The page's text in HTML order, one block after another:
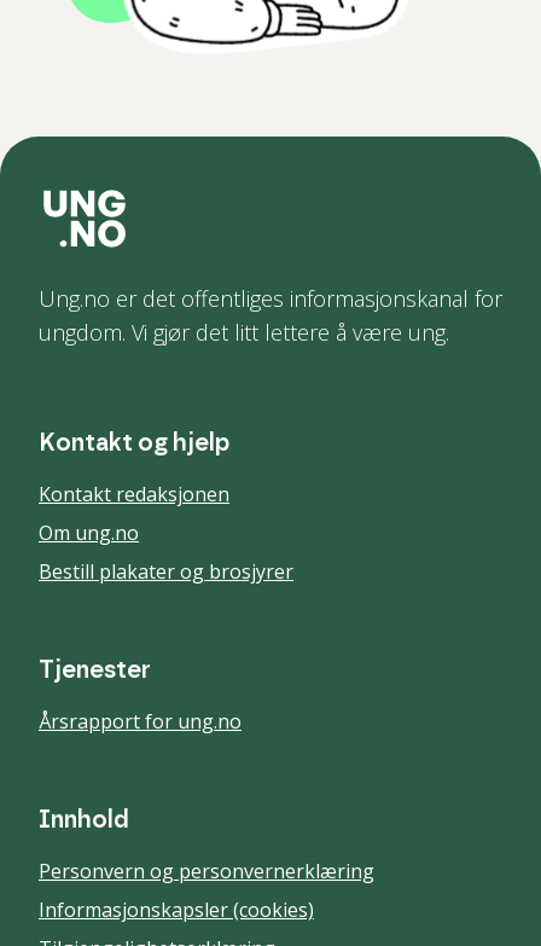
Ung.no er det offentliges informasjonskanal for
ungdom. Vi gjør det litt lettere å være ung.
Kontakt og hjelp
Kontakt redaksjonen
Om ung.no
Bestill plakater og brosjyrer
Tjenester
Årsrapport for ung.no
Innhold
Personvern og personvernerklæring
Informasjonskapsler (cookies)